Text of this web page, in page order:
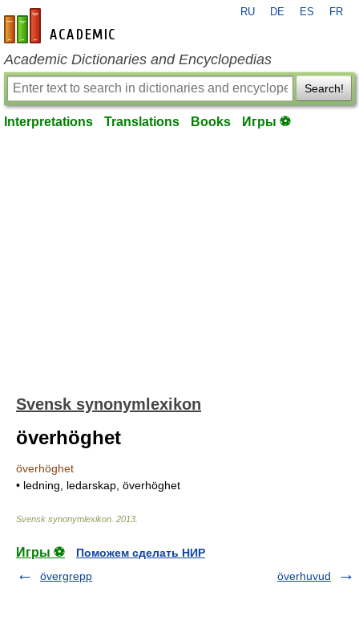
en-academic.com
RU DE ES FR
Academic Dictionaries and Encyclopedias
Search!
Interpretations Translations Books Игры ⚽
Svensk synonymlexikon
överhöghet
överhöghet
• ledning, ledarskap, överhöghet
Svensk synonymlexikon 2013
Игры ⚽
Поможем сделать НИР
övergrepp
överhuvud